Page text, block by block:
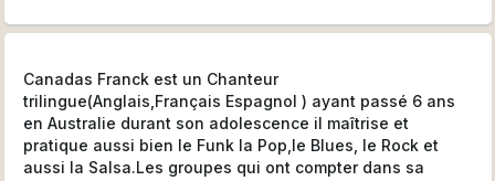
Canadas Franck est un Chanteur
trilingue(Anglais,Français Espagnol ) ayant passé 6 ans
en Australie durant son adolescence il maîtrise et
pratique aussi bien le Funk la Pop,le Blues, le Rock et
aussi la Salsa.Les groupes qui ont compter dans sa